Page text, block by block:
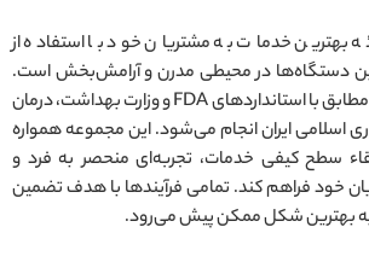
بهترین خدمات به مشتریان خود با استفاده از
دستگاه‌ها در محیطی مدرن و آرامش‌بخش است.
تمامی خدمات ارائه‌شده مطابق با استانداردهای FDA و وزارت بهداشت، درمان
ایران انجام می‌شود. این مجموعه همواره
سطح کیفی خدمات، تجربه‌ای منحصر به فرد و
خود فراهم کند. تمامی فرآیندها با هدف تضمین
به بهترین شکل ممکن پیش می‌رود.